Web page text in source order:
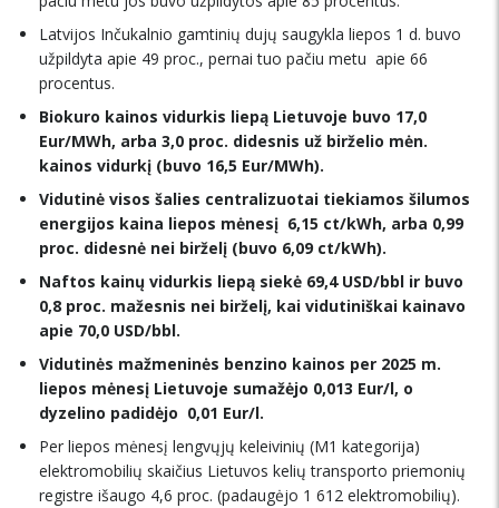
Latvijos Inčukalnio gamtinių dujų saugykla liepos 1 d. buvo
užpildyta apie 49 proc., pernai tuo pačiu metu  apie 66
procentus.
Biokuro kainos vidurkis liepą Lietuvoje buvo 17,0
Eur/MWh, arba 3,0 proc. didesnis už birželio mėn.
kainos vidurkį (buvo 16,5 Eur/MWh).
Vidutinė visos šalies centralizuotai tiekiamos šilumos
energijos kaina liepos mėnesį  6,15 ct/kWh, arba 0,99
proc. didesnė nei birželį (buvo 6,09 ct/kWh).
Naftos kainų vidurkis liepą siekė 69,4 USD/bbl ir buvo
0,8 proc. mažesnis nei birželį, kai vidutiniškai kainavo
apie 70,0 USD/bbl.
Vidutinės mažmeninės benzino kainos per 2025 m.
liepos mėnesį Lietuvoje sumažėjo 0,013 Eur/l, o
dyzelino padidėjo  0,01 Eur/l.
Per liepos mėnesį lengvųjų keleivinių (M1 kategorija)
elektromobilių skaičius Lietuvos kelių transporto priemonių
registre išaugo 4,6 proc. (padaugėjo 1 612 elektromobilių).